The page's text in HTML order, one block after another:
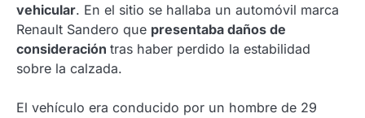
vehicular. En el sitio se hallaba un automóvil marca
Renault Sandero que presentaba daños de
consideración tras haber perdido la estabilidad
sobre la calzada.
El vehículo era conducido por un hombre de 29